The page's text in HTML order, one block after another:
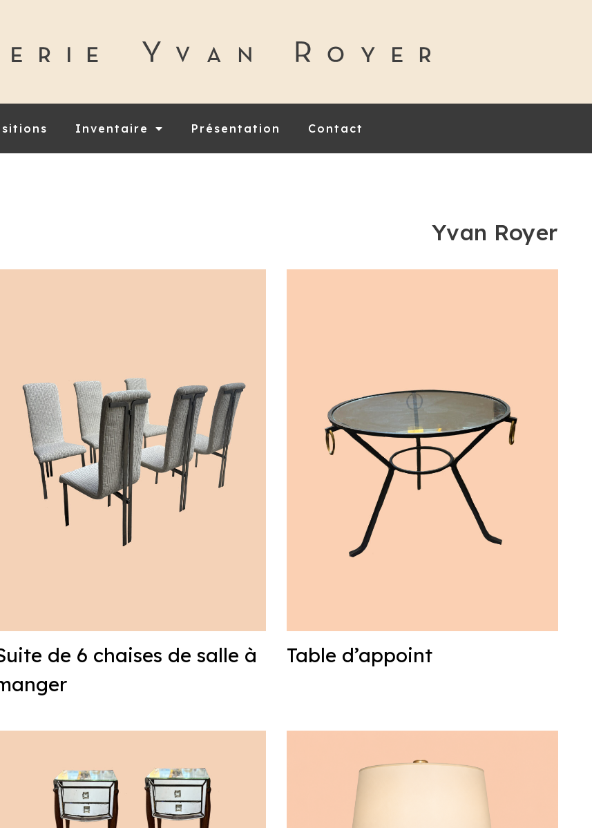
Inventaire Présentation Contact
Yvan Royer
de 6 chaises de salle à
Table d’appoint